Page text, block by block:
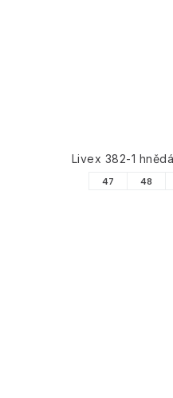
Livex 382-1
47 48